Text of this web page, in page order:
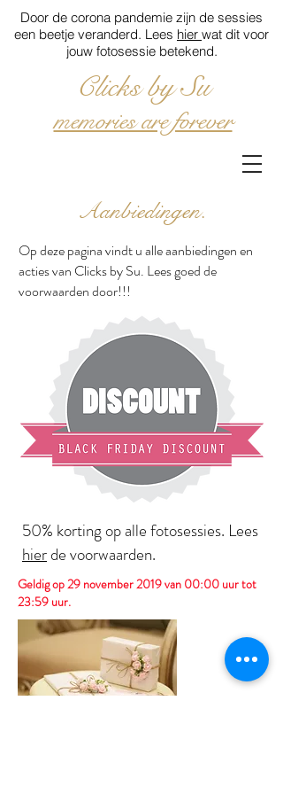
Clicks by Su
memories are forever
Door de corona pandemie zijn de sessies
een beetje veranderd. Lees hier wat dit voor
jouw fotosessie betekend.
Aanbiedingen.
Op deze pagina vindt u alle aanbiedingen en
acties van Clicks by Su. Lees goed de
voorwaarden door!!!
50% korting op alle fotosessies. Lees
hierde voorwaarden.
Geldig op 29 november 2019 van 00:00 uur tot
23:59 uur.